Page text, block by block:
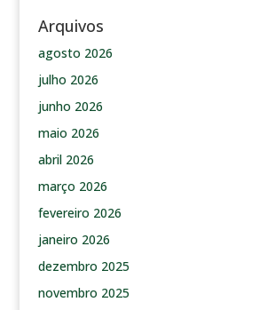
Arquivos
agosto 2026
julho 2026
junho 2026
maio 2026
abril 2026
março 2026
fevereiro 2026
janeiro 2026
dezembro 2025
novembro 2025